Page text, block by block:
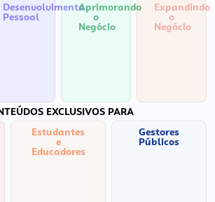
Desenvolvimento
Pessoal
Aprimorando
o
Negócio
Expandindo
o
Negócio
EXCLUSIVOS PARA
Estudantes
e
Educadores
Gestores
Públicos